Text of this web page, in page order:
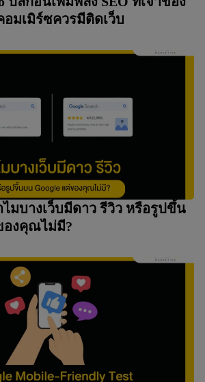
อมเมิร์ซควรมีติดเว็บ
ไมบางเว็บมีดาว รีวิว หรือรูปขึ้น
องคุณไม่มี?